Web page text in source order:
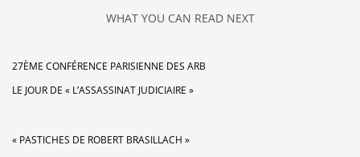
WHAT YOU CAN READ NEXT
27ÈME CONFÉRENCE PARISIENNE DES ARB
LE JOUR DE « L’ASSASSINAT JUDICIAIRE »
« PASTICHES DE ROBERT BRASILLACH »